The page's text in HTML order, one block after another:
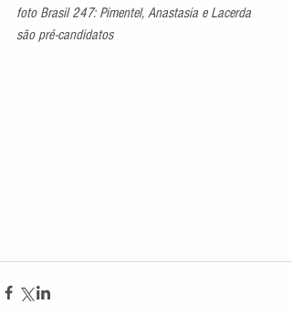
foto Brasil 247: Pimentel, Anastasia e Lacerda
são pré-candidatos